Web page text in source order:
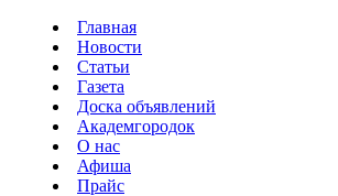
Главная
Новости
Статьи
Газета
Доска объявлений
Академгородок
О нас
Афиша
Прайс